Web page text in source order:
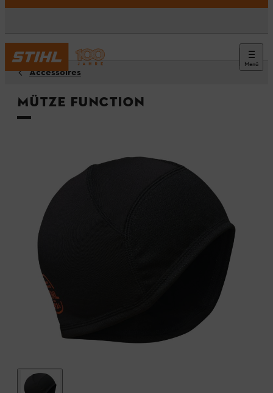
Menü
Accessoires
Mütze FUNCTION